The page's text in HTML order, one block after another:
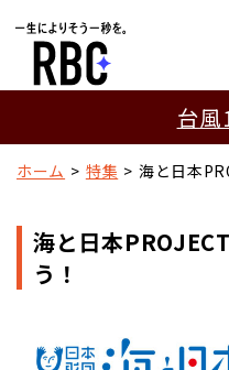
台
ホーム 特集 海と日本
海と日本
う！